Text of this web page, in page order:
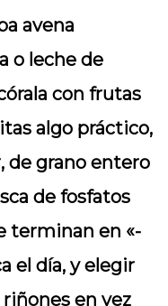
avena
o leche de
con frutas
algo práctico,
de grano entero
de fosfatos
terminan en «-
el día, y elegir
en vez